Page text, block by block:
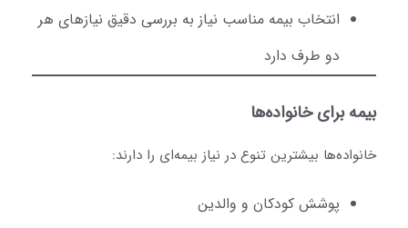
انتخاب بیمه مناسب نیاز به بررسی دقیق نیازهای هر
دو طرف دارد
برای خانواده‌ها
بیشترین تنوع در نیاز بیمه‌ای را دارند:
پوشش کودکان و والدین